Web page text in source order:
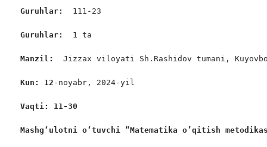
Guruhlar: 111-23
Guruhlar: 1 ta
Manzil: Jizzax viloyati Sh.Rashidov tumani,
Kun: 12 -noyabr, 2024-yil
Vaqti: 11-30
Mashgʻulotni oʻtuvchi “Matematika o’qitish